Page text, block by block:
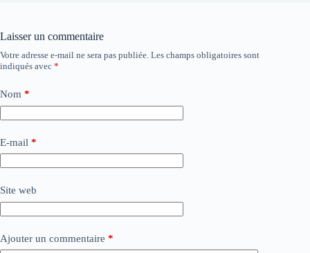
Laisser un commentaire
Votre adresse e-mail ne sera pas publiée. Les champs obligatoires sont
indiqués avec *
Nom *
E-mail *
Site web
Ajouter un commentaire *